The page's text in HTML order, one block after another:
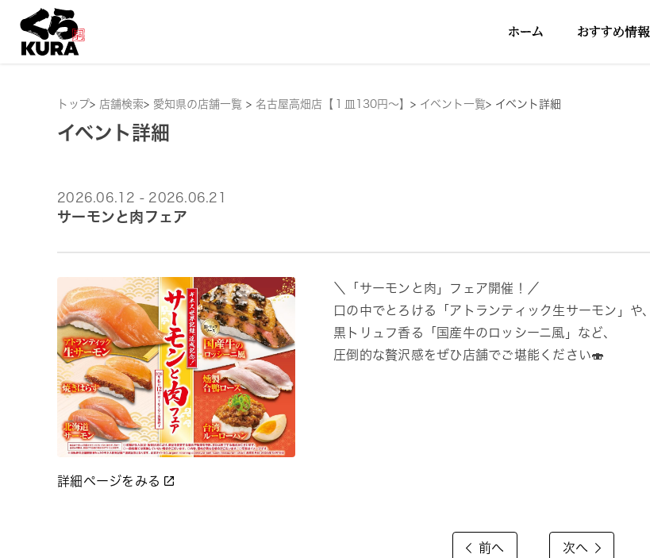
トップ> 店舗検索> 愛知県の店舗一覧 > 名古屋高畑店【１皿130円～】 > イベント一覧> イベント詳細
イベント詳細
2026.06.12 - 2026.06.21
サーモンと肉フェア
詳細ページをみる
＼「サーモンと肉」フェア開催！／
口の中でとろける「アトランティック生サーモン」や、
黒トリュフ香る「国産牛のロッシーニ風」など、
圧倒的な贅沢感をぜひ店舗でご堪能ください🍣
前へ 次へ